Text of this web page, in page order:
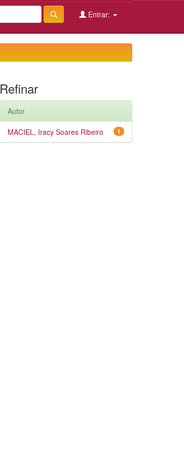
Entrar:
Refinar
Autor
1
MACIEL, Iracy Soares Ribeiro